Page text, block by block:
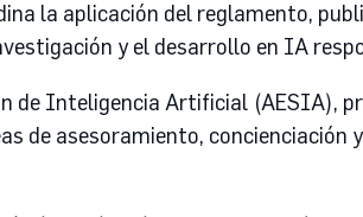
la aplicación del reglamento,
y el desarrollo en IA
de Inteligencia Artificial (AESIA),
de asesoramiento, concienciación